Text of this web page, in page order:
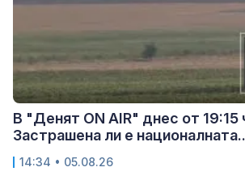
В "Денят ON AIR" днес от 19:15
Застрашена ли е
14:34 • 05.08.26